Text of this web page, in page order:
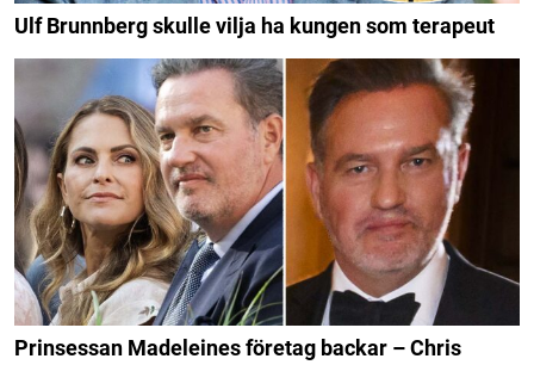
Ulf Brunnberg skulle vilja ha kungen som terapeut
Prinsessan Madeleines företag backar – Chris